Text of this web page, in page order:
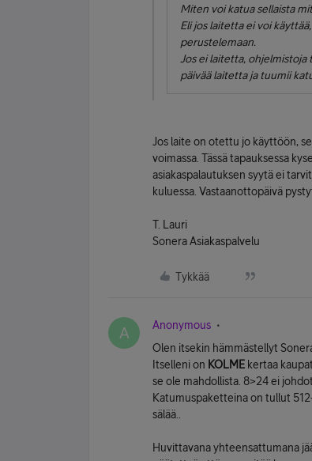
Miten voi katua sellaista
Eli jos laitetta ei voi
perustelemaan.
Jos ei laitetta,
päivää laitetta ja tuumii
Jos laite on otettu jo käyttöön,
voimassa. Tässä tapauksessa
asiakaspalautuksen syytä ei
kuluessa. Vastaanottopäivä
T. Lauri
Sonera Asiakaspalvelu
Tykkää
A Anonymous
Olen itsekin hämmästellyt
Itselleni on KOLME kertaa
se ole mahdollista. 8>24 ei
Katumuspaketteina on tullut
sälää..
Huvittavana yhteensattumana